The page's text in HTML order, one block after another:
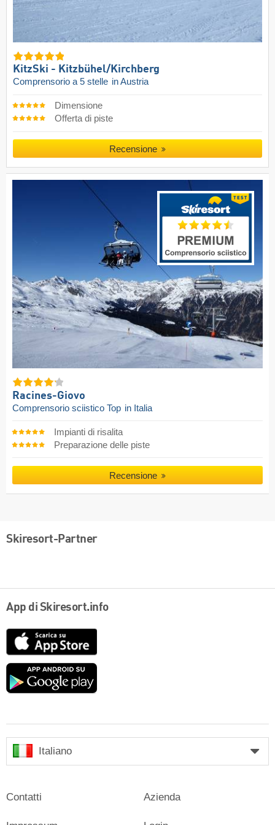
KitzSki - Kitzbühel/​Kirchberg
Comprensorio a 5 stelle in Austria
Dimensione
Offerta di piste
Recensione
Racines-Giovo
Comprensorio sciistico Top in Italia
Impianti di risalita
Preparazione delle piste
Recensione
Skiresort-Partner
App di Skiresort.info
Google
Italiano
Contatti Azienda